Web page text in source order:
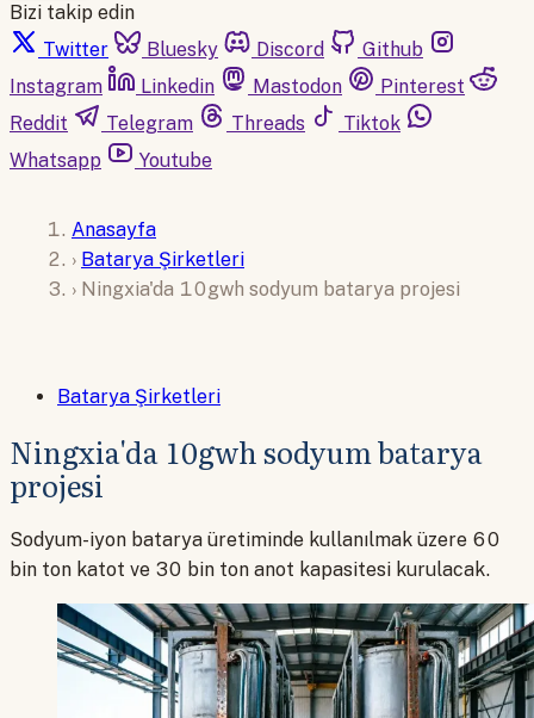
Bizi takip edin
Twitter
Bluesky Discord
Github
Instagram
Linkedin Mastodon
Pinterest
Reddit
Telegram Threads
Tiktok
Whatsapp
Youtube
Anasayfa
› Batarya Şirketleri
› Ningxia'da 10gwh sodyum batarya projesi
Batarya Şirketleri
Ningxia'da 10gwh sodyum batarya
projesi
Sodyum-iyon batarya üretiminde kullanılmak üzere 60
bin ton katot ve 30 bin ton anot kapasitesi kurulacak.